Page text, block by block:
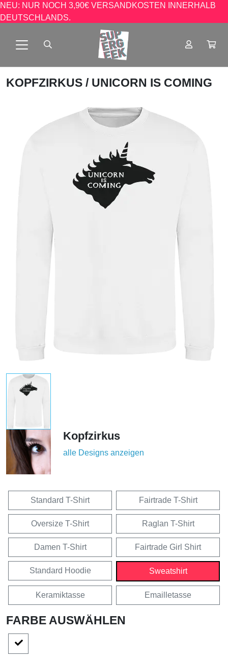
NEU: NUR NOCH 3,90€ VERSANDKOSTEN INNERHALB
DEUTSCHLANDS.
KOPFZIRKUS / UNICORN IS COMING
Kopfzirkus
alle Designs anzeigen
Standard T-Shirt Fairtrade T-Shirt
Oversize T-Shirt Raglan T-Shirt
Damen T-Shirt Fairtrade Girl Shirt
Standard Hoodie Sweatshirt
Keramiktasse Emailletasse
FARBE AUSWÄHLEN